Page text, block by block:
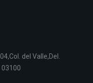
del Valle,Del.
03100